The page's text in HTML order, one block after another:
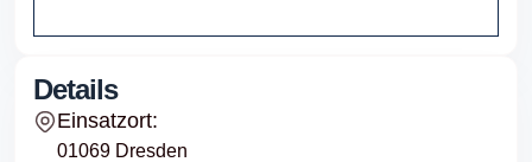
Details
Einsatzort:
01069 Dresden